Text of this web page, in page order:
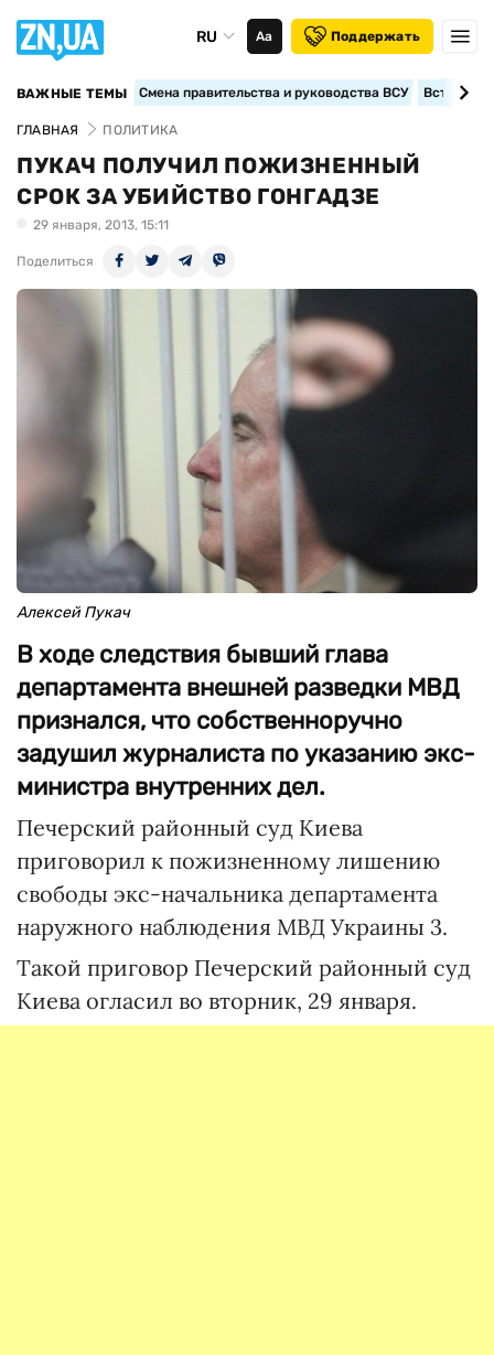
RU Аа Поддержать
ВАЖНЫЕ ТЕМЫ Смена правительства и руководства ВСУ
ГЛАВНАЯ ПОЛИТИКА
ПУКАЧ ПОЛУЧИЛ ПОЖИЗНЕННЫЙ
СРОК ЗА УБИЙСТВО ГОНГАДЗЕ
29 января, 2013, 15:11
Поделиться
Алексей Пукач
В ходе следствия бывший глава
департамента внешней разведки МВД
признался, что собственноручно
задушил журналиста по указанию экс-
министра внутренних дел.
Печерский районный суд Киева
приговорил к пожизненному лишению
свободы экс-начальника департамента
наружного наблюдения МВД Украины 3.
Такой приговор Печерский районный суд
Киева огласил во вторник, 29 января.